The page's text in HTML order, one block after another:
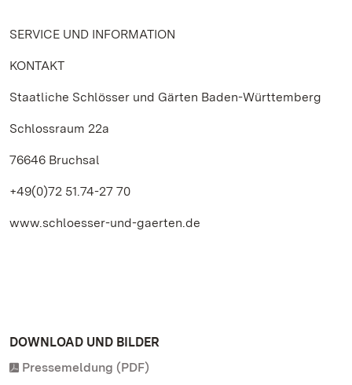
SERVICE UND INFORMATION
KONTAKT
Staatliche Schlösser und Gärten Baden-Württemberg
Schlossraum 22a
76646 Bruchsal
+49(0)72 51.74-27 70
www.schloesser-und-gaerten.de
DOWNLOAD UND BILDER
Pressemeldung (PDF)